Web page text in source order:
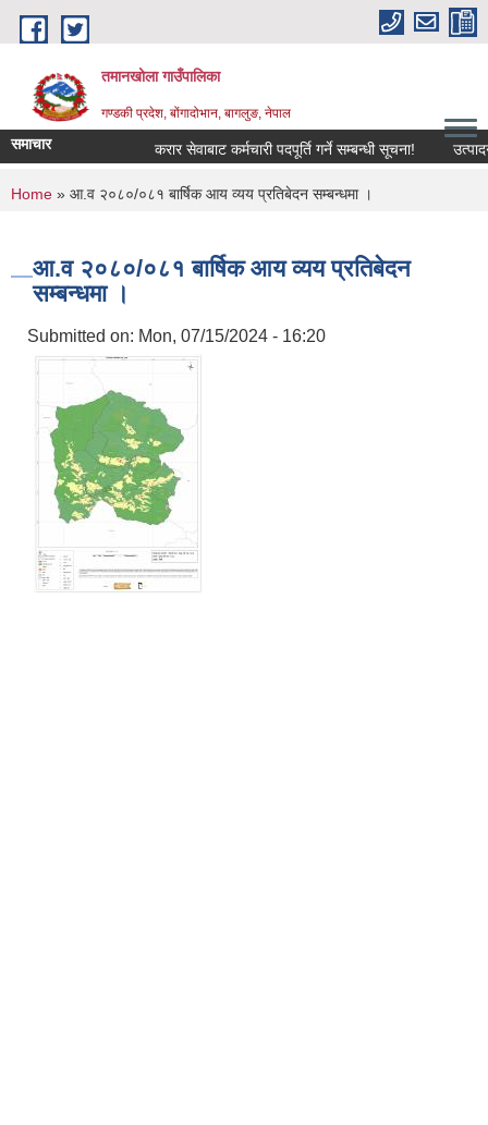
Skip to main content
तमानखोला गाउँपालिका
गण्डकी प्रदेश, बोंगादोभान, बागलुङ, नेपाल
समाचार करार सेवाबाट कर्मचारी पदपूर्ति गर्ने सम्बन्धी सूचना!
You are here
Home » आ.व २०८०/०८१ बार्षिक आय व्यय प्रतिबेदन सम्बन्धमा ।
आ.व २०८०/०८१ बार्षिक आय व्यय प्रतिबेदन
सम्बन्धमा ।
Submitted on: Mon, 07/15/2024 - 16:20